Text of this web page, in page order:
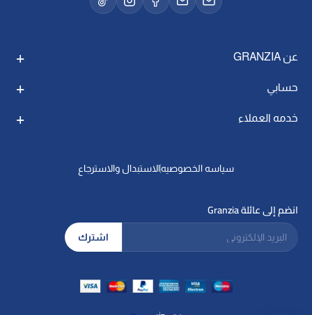
عن GRANZIA
حسابي
خدمه العملاء
سياسه الخصوصيهالاستبدال والاسترجاع
انضم إلى عائلة Granzia
اشترك
البريد الإلكتروني